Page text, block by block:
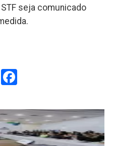
seja comunicado
Twitter